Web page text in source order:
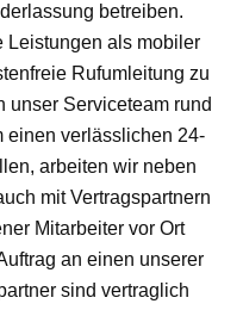
betreiben.
Leistungen als mobiler
Rufumleitung zu
unser Serviceteam rund
einen verlässlichen 24-
arbeiten wir neben
mit Vertragspartnern
Mitarbeiter vor Ort
an einen unserer
sind vertraglich